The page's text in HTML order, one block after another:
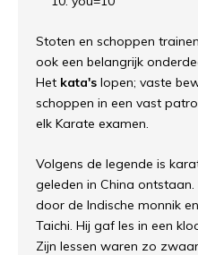
Stoten en schoppen
ook een belangrijk
Het kata's lopen; vaste
schoppen in een vast
elk Karate examen.
Volgens de legende is
geleden in China
door de Indische monnik
Taichi. Hij gaf les in een
Zijn lessen waren zo